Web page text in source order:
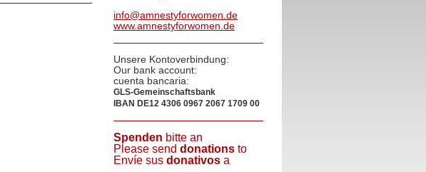
info@amnestyforwomen.de
www.amnestyforwomen.de
Unsere Kontoverbindung:
Our bank account:
cuenta bancaria:
GLS-Gemeinschaftsbank
IBAN DE12 4306 0967 2067 1709 00
Spenden bitte an
Please send donations to
Envíe sus donativos a